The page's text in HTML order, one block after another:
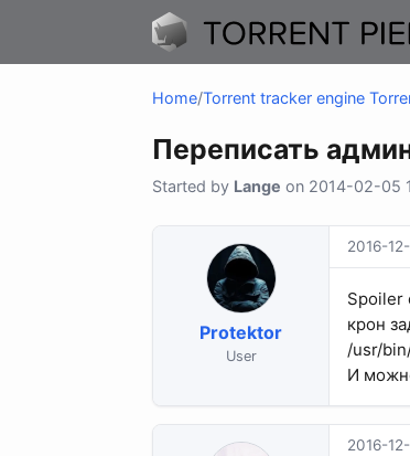
Home/Torrent tracker engine
Переписать
Started by Lange on 2014-02-05
Protektor
User
2016-
Spoiler
крон
/usr/
И
2016-